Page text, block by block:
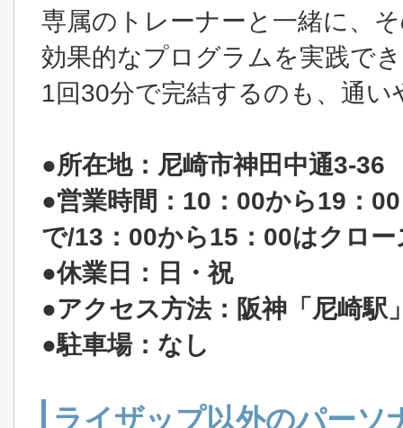
専属のトレーナーと一緒に、
効果的なプログラムを実践で
1回30分で完結するのも、通
●所在地：尼崎市神田中通3-36
●営業時間：10：00から19：
で/13：00から15：00はクロー
●休業日：日・祝
●アクセス方法：阪神「尼崎駅
●駐車場：なし
ライザップ以外のパーソ